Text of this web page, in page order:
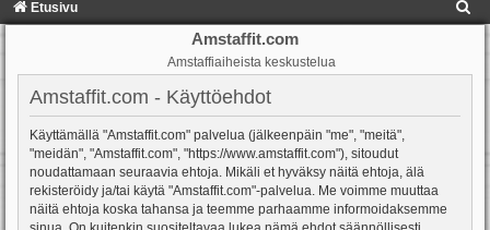
Etusivu
Amstaffit.com
Amstaffiaiheista keskustelua
Amstaffit.com - Käyttöehdot
Käyttämällä "Amstaffit.com" palvelua (jälkeenpäin "me", "meitä",
"meidän", "Amstaffit.com", "https://www.amstaffit.com"), sitoudut
noudattamaan seuraavia ehtoja. Mikäli et hyväksy näitä ehtoja, älä
rekisteröidy ja/tai käytä "Amstaffit.com"-palvelua. Me voimme muuttaa
näitä ehtoja koska tahansa ja teemme parhaamme informoidaksemme